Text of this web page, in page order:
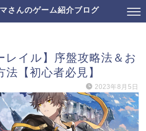
さんのゲーム紹介ブログ
レイル】序盤攻略法＆お
【初心者必見】
2023年8月5日